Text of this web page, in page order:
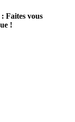
Faites vous
!